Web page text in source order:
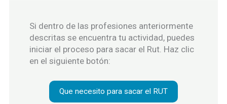
Si dentro de las profesiones anteriormente
descritas se encuentra tu actividad, puedes
iniciar el proceso para sacar el Rut. Haz clic
en el siguiente botón:
Que necesito para sacar el RUT